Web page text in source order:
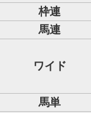
枠連
馬連
ワイド
馬単